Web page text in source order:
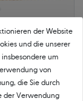
1,4 mm: Gold 585,
194 €
der Website
und die unserer
um
von
die Sie durch
der Verwendung